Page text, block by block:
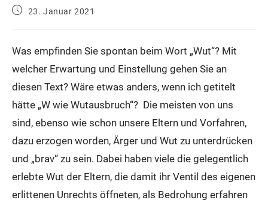
Beitrag23. Januar 2021
Was empfinden Sie spontan beim Wort „Wut“? Mit
welcher Erwartung und Einstellung gehen Sie an
diesen Text? Wäre etwas anders, wenn ich getitelt
hätte „W wie Wutausbruch“? Die meisten von uns
sind, ebenso wie schon unsere Eltern und Vorfahren,
dazu erzogen worden, Ärger und Wut zu unterdrücken
und „brav“ zu sein. Dabei haben viele die gelegentlich
erlebte Wut der Eltern, die damit ihr Ventil des eigenen
erlittenen Unrechts öffneten, als Bedrohung erfahren